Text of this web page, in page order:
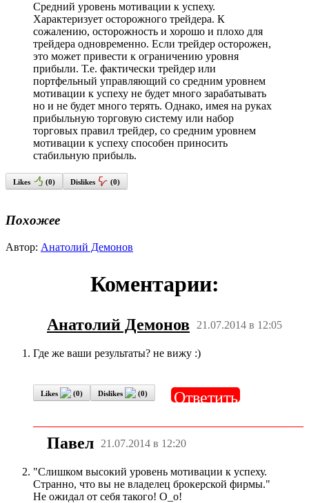
Средний уровень мотивации к успеху.
Характеризует осторожного трейдера. К
сожалению, осторожность и хорошо и плохо для
трейдера одновременно. Если трейдер осторожен,
это может привести к ограничению уровня
прибыли. Т.е. фактически трейдер или
портфельный управляющий со средним уровнем
мотивации к успеху не будет много зарабатывать
но и не будет много терять. Однако, имея на руках
прибыльную торговую систему или набор
торговых правил трейдер, со средним уровнем
мотивации к успеху способен приносить
стабильную прибыль.
Likes (0) Dislikes (0)
Похожее
Автор: Анатолий Демонов
Коментарии:
Анатолий Демонов 21.07.2014 в 12:05
Где же ваши результаты? не вижу :)
Likes (0) Dislikes (0) Ответить
Павел 21.07.2014 в 12:20
"Слишком высокий уровень мотивации к успеху.
Странно, что вы не владелец брокерской фирмы."
Не ожидал от себя такого! О_о!